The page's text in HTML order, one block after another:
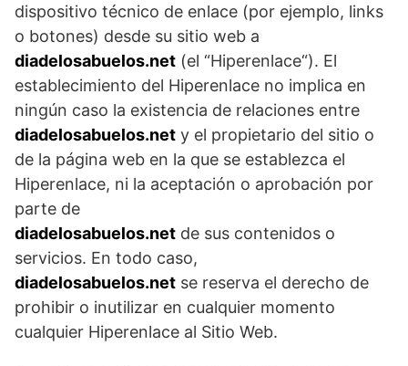
dispositivo técnico de enlace (por ejemplo, links
o botones) desde su sitio web a
diadelosabuelos.net (el “Hiperenlace“). El
establecimiento del Hiperenlace no implica en
ningún caso la existencia de relaciones entre
diadelosabuelos.net y el propietario del sitio o
de la página web en la que se establezca el
Hiperenlace, ni la aceptación o aprobación por
parte de
diadelosabuelos.net de sus contenidos o
servicios. En todo caso,
diadelosabuelos.net se reserva el derecho de
prohibir o inutilizar en cualquier momento
cualquier Hiperenlace al Sitio Web.